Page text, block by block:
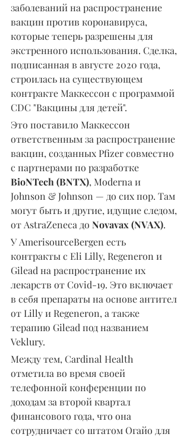
заболеваний на распространение
вакцин против коронавируса,
которые теперь разрешены для
экстренного использования. Сделка,
подписанная в августе 2020 года,
строилась на существующем
контракте Маккессон с программой
CDC "Вакцины для детей".
Это поставило Маккессон
ответственным за распространение
вакцин, созданных Pfizer совместно
с партнерами по разработке
BioNTech (BNTX), Moderna и
Johnson & Johnson — до сих пор. Там
могут быть и другие, идущие следом,
от AstraZeneca до Novavax (NVAX).
У AmerisourceBergen есть
контракты с Eli Lilly, Regeneron и
Gilead на распространение их
лекарств от Covid-19. Это включает
в себя препараты на основе антител
от Lilly и Regeneron, а также
терапию Gilead под названием
Veklury.
Между тем, Cardinal Health
отметила во время своей
телефонной конференции по
доходам за второй квартал
финансового года, что она
сотрудничает со штатом Огайо для